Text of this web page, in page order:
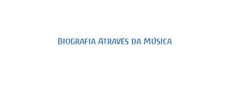
Biografia Através da Música